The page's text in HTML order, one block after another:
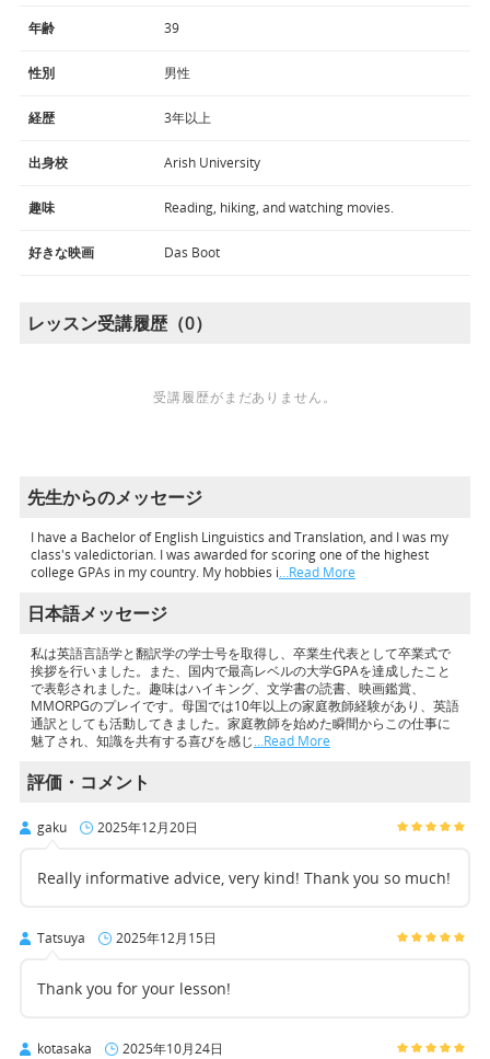
年齢 39
性別 男性
経歴 3年以上
出身校 Arish University
趣味 Reading, hiking, and watching movies.
好きな映画 Das Boot
レッスン受講履歴（0）
受講履歴がまだありません。
先生からのメッセージ
I have a Bachelor of English Linguistics and Translation, and I was my
class's valedictorian. I was awarded for scoring one of the highest
college GPAs in my country. My hobbies i…Read More
日本語メッセージ
私は英語言語学と翻訳学の学士号を取得し、卒業生代表として卒業式で
挨拶を行いました。また、国内で最高レベルの大学GPAを達成したこと
で表彰されました。趣味はハイキング、文学書の読書、映画鑑賞、
MMORPGのプレイです。母国では10年以上の家庭教師経験があり、英語
通訳としても活動してきました。家庭教師を始めた瞬間からこの仕事に
魅了され、知識を共有する喜びを感じ…Read More
評価・コメント
gaku 2025年12月20日
Really informative advice, very kind! Thank you so much!
Tatsuya 2025年12月15日
Thank you for your lesson!
kotasaka 2025年10月24日